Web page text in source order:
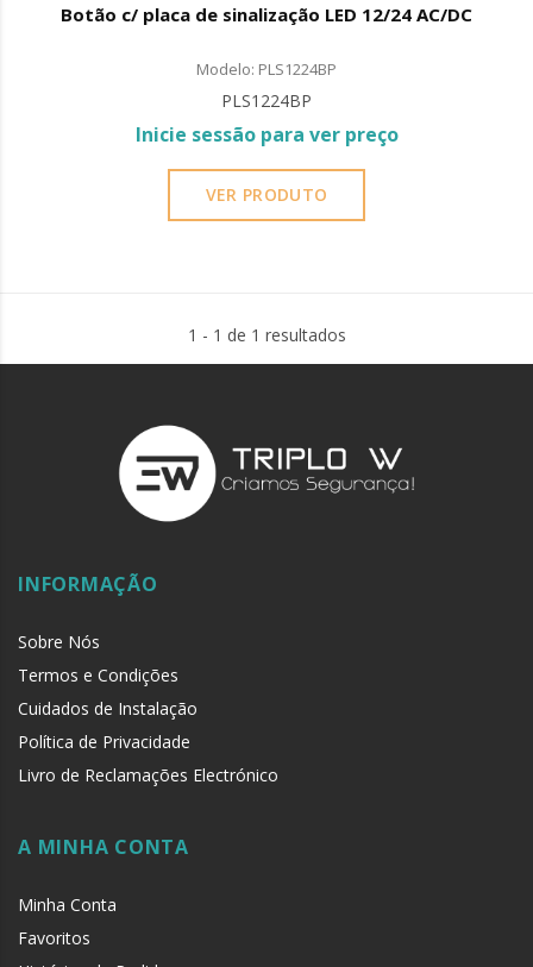
Botão c/ placa de sinalização LED 12/24 AC/DC
Modelo: PLS1224BP
PLS1224BP
Inicie sessão para ver preço
VER PRODUTO
1 - 1 de 1 resultados
INFORMAÇÃO
Sobre Nós
Termos e Condições
Cuidados de Instalação
Política de Privacidade
Livro de Reclamações Electrónico
A MINHA CONTA
Minha Conta
Favoritos